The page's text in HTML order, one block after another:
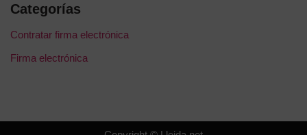
Categorías
Contratar firma electrónica
Firma electrónica